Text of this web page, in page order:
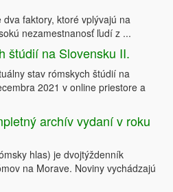
faktory, ktoré vplývajú na
nezamestnanosť ľudí z ...
štúdií na Slovensku II.
stav rómskych štúdií na
2021 v online priestore a
archív vydaní v roku
hlas) je dvojtýždenník
na Morave. Noviny vychádzajú